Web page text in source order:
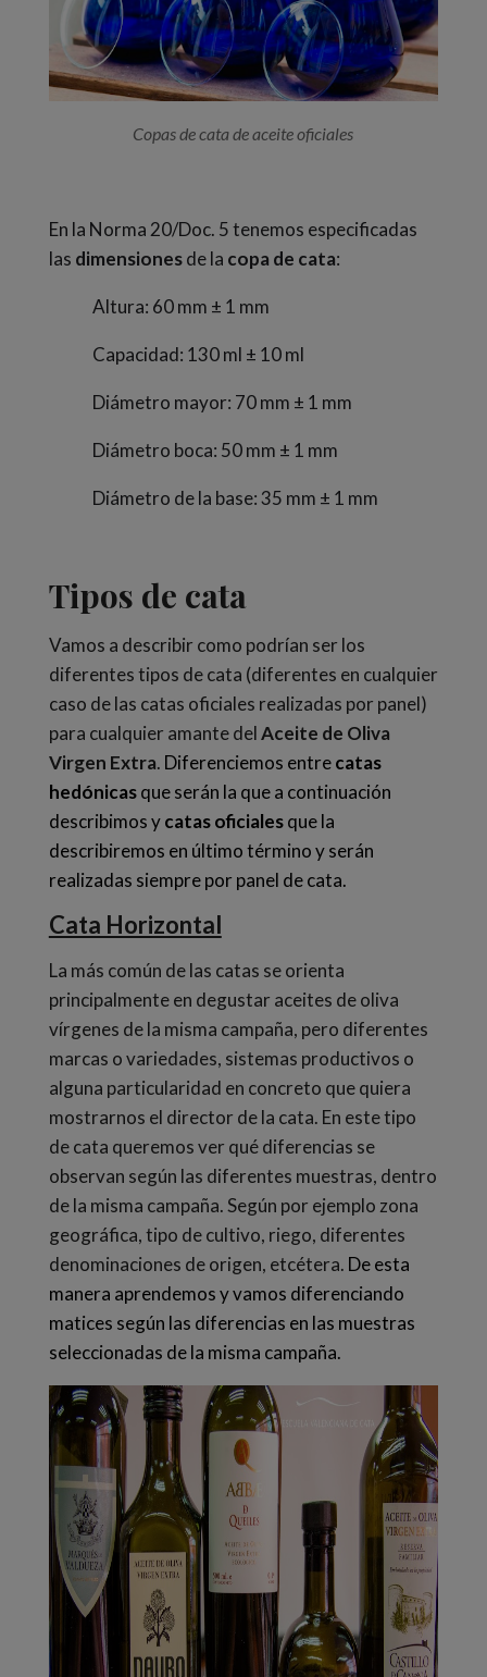
Copas de cata de aceite oficiales
En la Norma 20/Doc. 5 tenemos especificadas
las dimensionesde la copa de cata:
Altura: 60 mm ± 1 mm
Capacidad: 130 ml ± 10 ml
Diámetro mayor: 70 mm ± 1 mm
Diámetro boca: 50 mm ± 1 mm
Diámetro de la base: 35 mm ± 1 mm
Tipos de cata
Vamos a describir como podrían ser los
diferentes tipos de cata (diferentes en cualquier
caso de las catas oficiales realizadas por panel)
para cualquier amante delAceite de Oliva
Virgen Extra. Diferenciemos entrecatas
hedónicasque serán la que a continuación
describimos ycatas oficialesque la
describiremos en último término y serán
realizadas siempre por panel de cata.
Cata Horizontal
La más común de las catas se orienta
principalmente en degustar aceites de oliva
vírgenes de la misma campaña, pero diferentes
marcas o variedades, sistemas productivos o
alguna particularidad en concreto que quiera
mostrarnos el director de la cata. En este tipo
de cata queremos ver qué diferencias se
observan según las diferentes muestras, dentro
de la misma campaña. Según por ejemplo zona
geográfica, tipo de cultivo, riego, diferentes
denominaciones de origen, etcétera. De esta
manera aprendemos y vamos diferenciando
matices según las diferencias en las muestras
seleccionadas de la misma campaña.